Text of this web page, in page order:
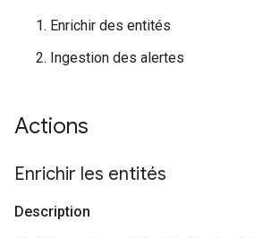
Enrichir des entités
Ingestion des alertes
Actions
Enrichir les entités
Description